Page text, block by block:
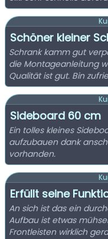
Schöner kleiner
Schrank kamm gut
die Montageanleitung
Qualität ist gut. Bin
Sideboard 60 cm
Ein tolles kleines
aufzubauen dank
vorhanden.
Erfüllt seine
An sich ist das ein
Aufbau ist etwas
Frontleisten wirklich